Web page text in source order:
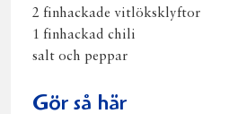
2 finhackade vitlöksklyftor
1 finhackad chili
salt och peppar
Gör så här